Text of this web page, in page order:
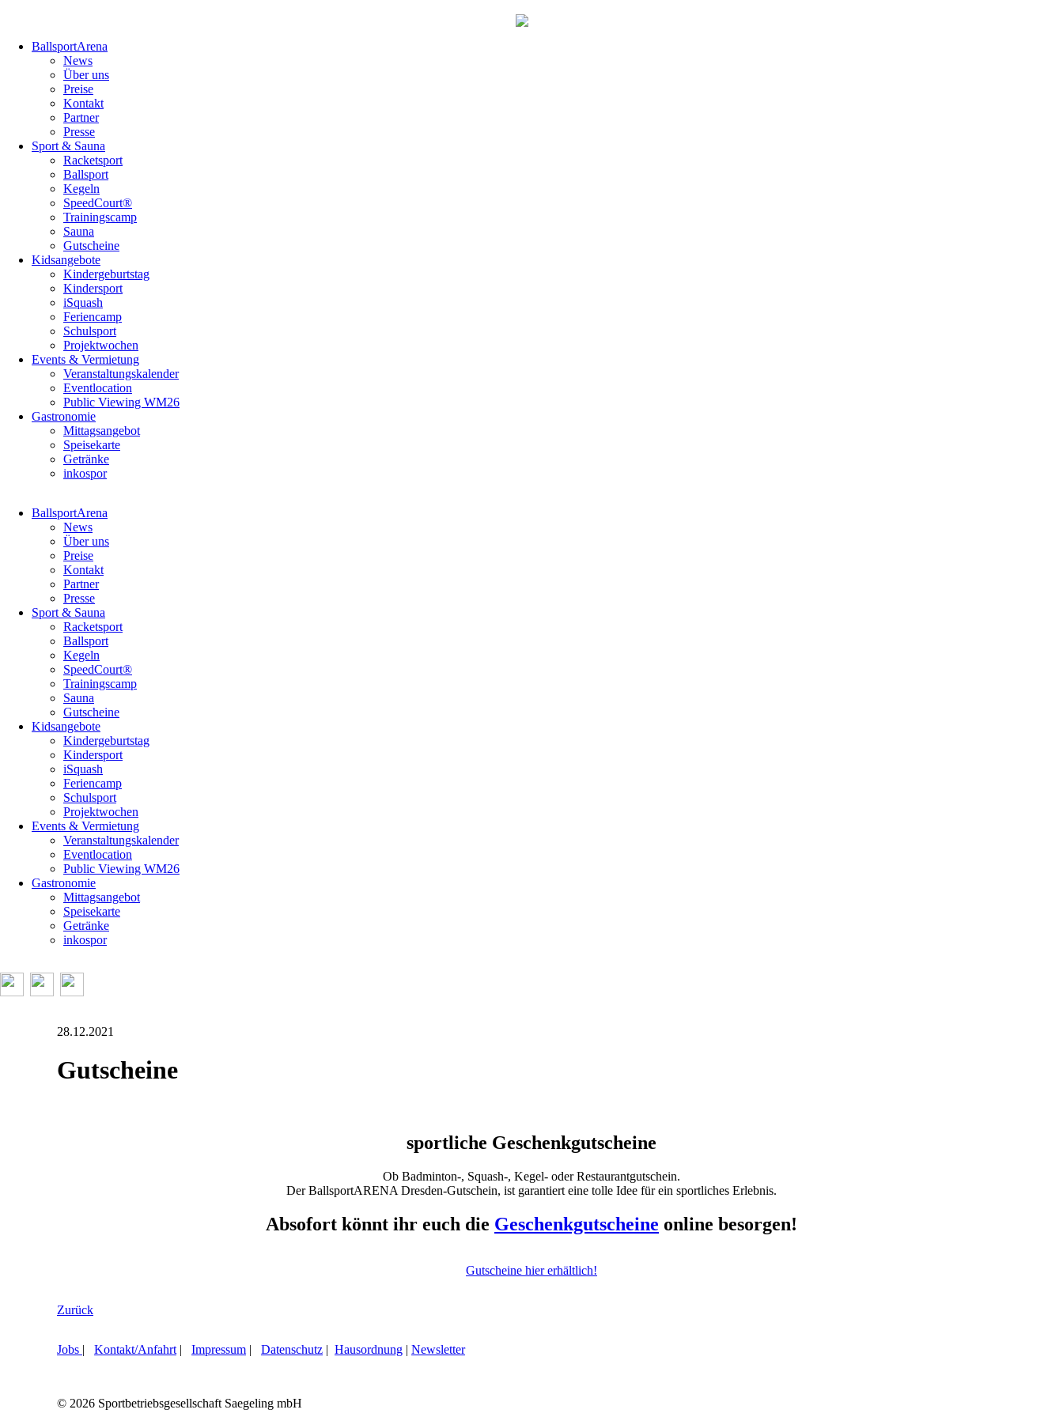
überspringenBallsportArena
News
Über uns
Preise
Kontakt
Partner
Presse
Sport & Sauna
Racketsport
Ballsport
Kegeln
SpeedCourt®
Trainingscamp
Sauna
Gutscheine
Kidsangebote
Kindergeburtstag
Kindersport
iSquash
Feriencamp
Schulsport
Projektwochen
Events & Vermietung
Veranstaltungskalender
Eventlocation
Public Viewing WM26
Gastronomie
Mittagsangebot
Speisekarte
Getränke
inkospor
überspringenBallsportArena
News
Über uns
Preise
Kontakt
Partner
Presse
Sport & Sauna
Racketsport
Ballsport
Kegeln
SpeedCourt®
Trainingscamp
Sauna
Gutscheine
Kidsangebote
Kindergeburtstag
Kindersport
iSquash
Feriencamp
Schulsport
Projektwochen
Events & Vermietung
Veranstaltungskalender
Eventlocation
Public Viewing WM26
Gastronomie
Mittagsangebot
Speisekarte
Getränke
inkospor
28.12.2021
Gutscheine
sportliche Geschenkgutscheine
Ob Badminton-, Squash-, Kegel- oder Restaurantgutschein.
Der BallsportARENA Dresden-Gutschein, ist garantiert eine tolle Idee für ein sportliches Erlebnis.
Absofort könnt ihr euch die Geschenkgutscheine online besorgen!
Gutscheine hier erhältlich!
Zurück
Jobs | Kontakt/Anfahrt | Impressum | Datenschutz | Hausordnung | Newsletter
© 2026 Sportbetriebsgesellschaft Saegeling mbH